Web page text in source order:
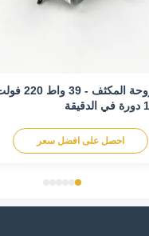
محرك مروحة المكثف - 39 واط 220 فولت 60
احصل على افضل سعر